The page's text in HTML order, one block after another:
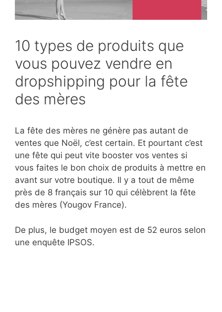
10 types de produits que
vous pouvez vendre en
dropshipping pour la fête
des mères
La fête des mères ne génère pas autant de
ventes que Noël, c’est certain. Et pourtant c’est
une fête qui peut vite booster vos ventes si
vous faites le bon choix de produits à mettre en
avant sur votre boutique. Il y a tout de même
près de 8 français sur 10 qui célèbrent la fête
des mères (Yougov France).
De plus, le budget moyen est de 52 euros selon
une enquête IPSOS.